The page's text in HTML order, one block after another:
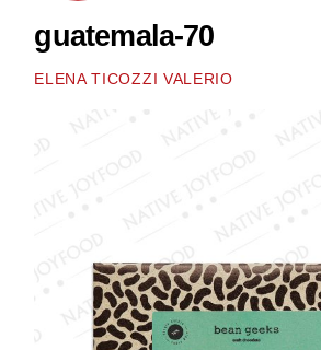
guatemala-70
ELENA TICOZZI VALERIO